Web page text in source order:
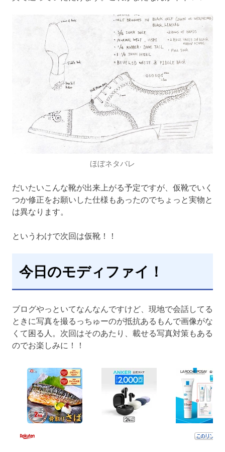
ほぼネタバレ
だいたいこんな靴が出来上がる予定ですが、仮靴でいく
つか修正をお願いした仕様もあったのでちょっと実物と
は異なります。
というわけで次回は仮靴！！
今日のモディファイ！
ブログやっといてなんなんですけど、現地で会話してる
ときに写真を撮るっちゅーのが抵抗あるもんで画像がな
くて困る人。次回はそのあたり、載せる写真対策もある
のでお楽しみに！！